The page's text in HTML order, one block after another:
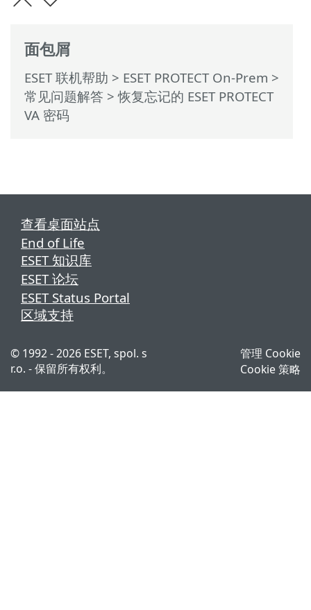
面包屑
ESET 联机帮助 > ESET PROTECT On-Prem >
常见问题解答 > 恢复忘记的 ESET PROTECT
VA 密码
查看桌面站点
End of Life
ESET 知识库
ESET 论坛
ESET Status Portal
区域支持
© 1992 - 2026 ESET, spol. s
r.o. - 保留所有权利。
管理 Cookie
Cookie 策略